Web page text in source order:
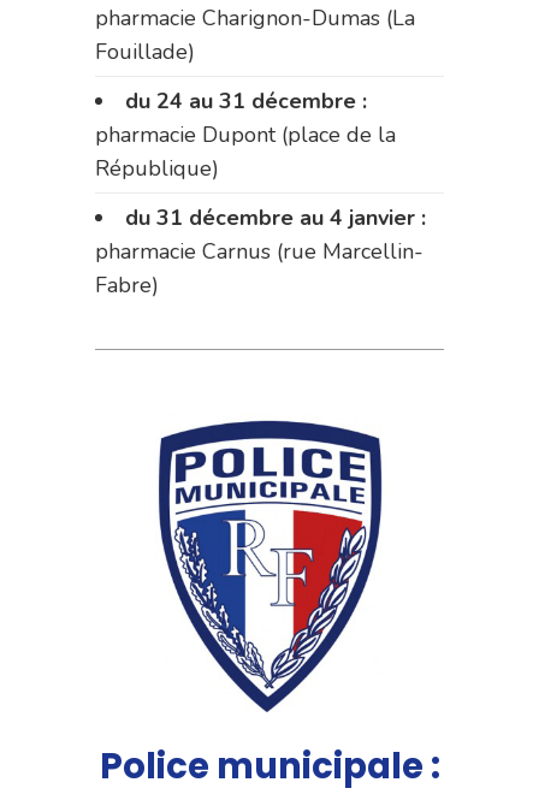
pharmacie Charignon-Dumas (La
Fouillade)
du 24 au 31 décembre :
pharmacie Dupont (place de la
République)
du 31 décembre au 4 janvier :
pharmacie Carnus (rue Marcellin-
Fabre)
Police municipale :